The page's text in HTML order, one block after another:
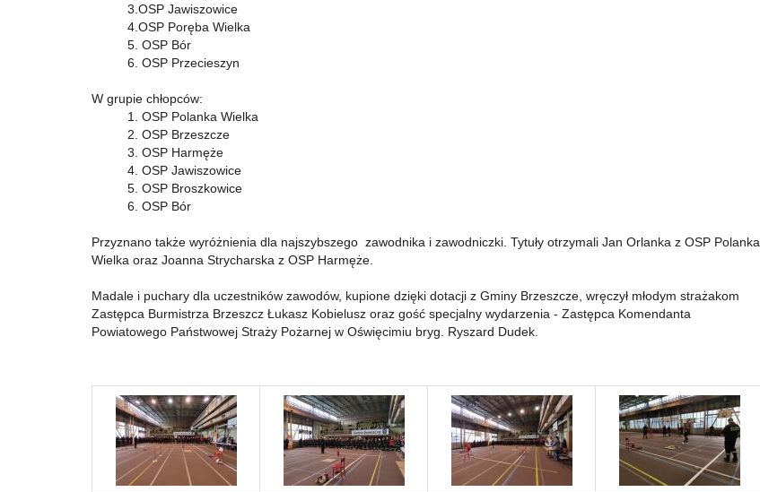
3.OSP Jawiszowice
4.OSP Poręba Wielka
5. OSP Bór
6. OSP Przecieszyn
W grupie chłopców:
1. OSP Polanka Wielka
2. OSP Brzeszcze
3. OSP Harmęże
4. OSP Jawiszowice
5. OSP Broszkowice
6. OSP Bór
Przyznano także wyróżnienia dla najszybszego zawodnika i zawodniczki. Tytuły otrzymali Jan Orlanka z OSP Polanka
Wielka oraz Joanna Strycharska z OSP Harmęże.
Madale i puchary dla uczestników zawodów, kupione dzięki dotacji z Gminy Brzeszcze, wręczył młodym strażakom
Zastępca Burmistrza Brzeszcz Łukasz Kobielusz oraz gość specjalny wydarzenia - Zastępca Komendanta
Powiatowego Państwowej Straży Pożarnej w Oświęcimiu bryg. Ryszard Dudek.